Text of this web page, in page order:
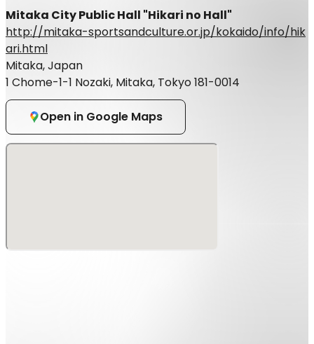
Mitaka City Public Hall "Hikari no Hall"
http://mitaka-sportsandculture.or.jp/kokaido/info/hik
ari.html
Mitaka, Japan
1 Chome-1-1 Nozaki, Mitaka, Tokyo 181-0014
Open in Google Maps